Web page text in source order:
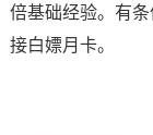
倍基础经验。有
接白嫖月卡。